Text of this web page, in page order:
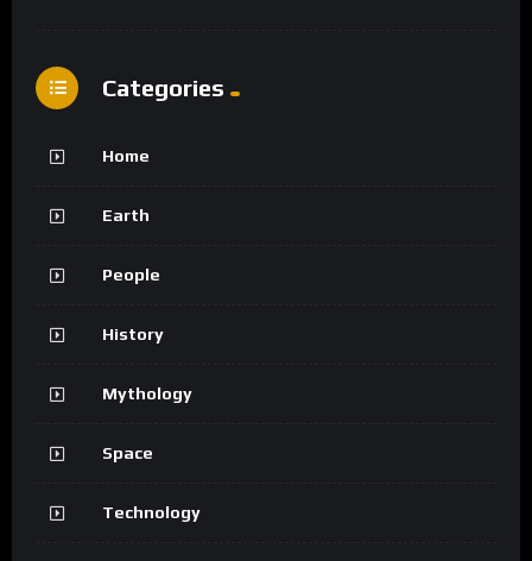
Categories
Home
Earth
People
History
Mythology
Space
Technology